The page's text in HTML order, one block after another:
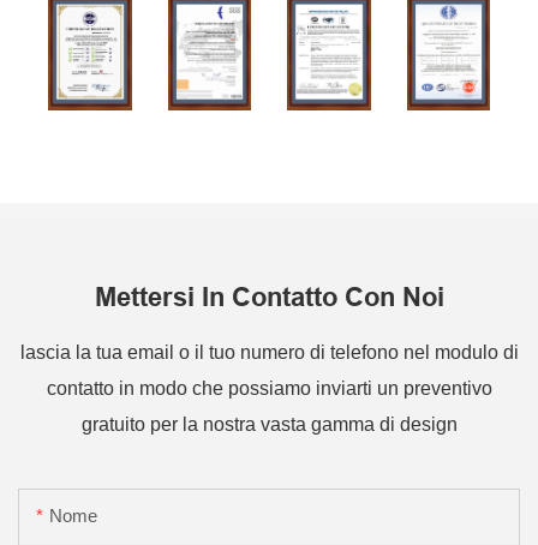
Mettersi In Contatto Con Noi
lascia la tua email o il tuo numero di telefono nel modulo di
contatto in modo che possiamo inviarti un preventivo
gratuito per la nostra vasta gamma di design
Nome